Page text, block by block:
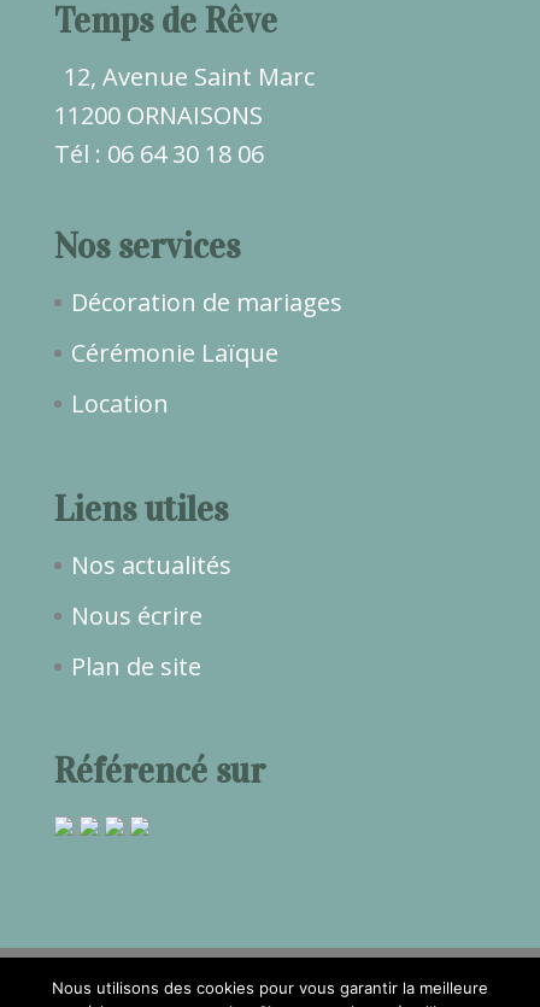
Temps de Rêve
12, Avenue Saint Marc
11200 ORNAISONS
Tél : 06 64 30 18 06
Nos services
Décoration de mariages
Cérémonie Laïque
Location
Liens utiles
Nos actualités
Nous écrire
Plan de site
Référencé sur
Nous utilisons des cookies pour vous garantir la meilleure